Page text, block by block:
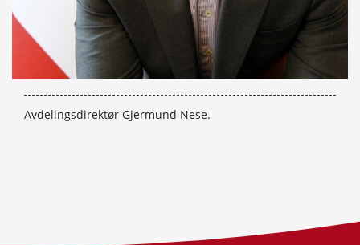
Avdelingsdirektør Gjermund Nese.